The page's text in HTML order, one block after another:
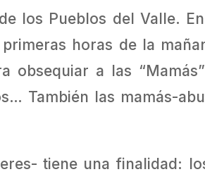
los Pueblos del Valle.
horas de la
obsequiar a las
También las mamás-
tiene una finalidad: